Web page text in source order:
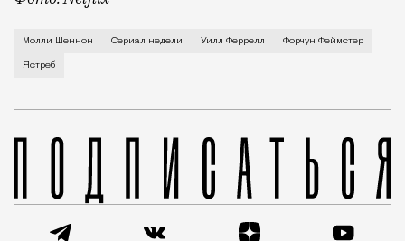
Когда-то Лонни Хокинс (Уилл Феррелл) был
Молли Шеннон Сериал недели Уилл Феррелл Форчун Феймстер
Ястреб